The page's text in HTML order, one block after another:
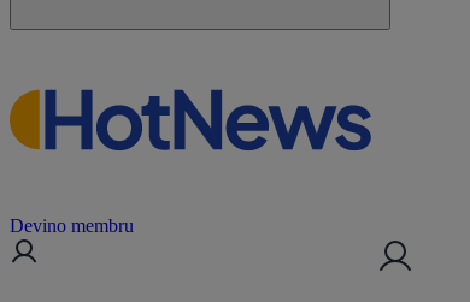
Devino membru